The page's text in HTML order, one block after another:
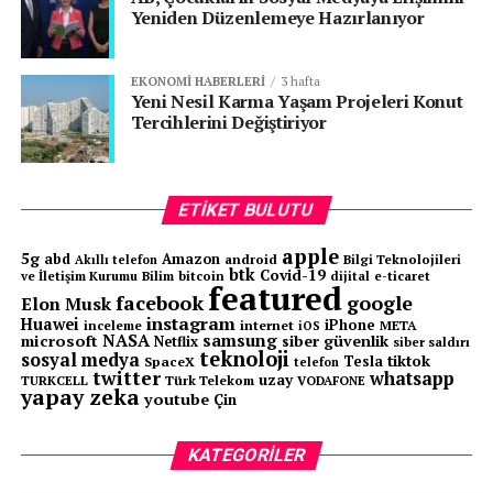
kendilik algısına dokunur. Birisi fikrimizi, davranışımızı
ya da savunduğumuz bir görüşü sorguladığında, bunu
sadece düşüncelerimize yönelik bir itiraz olarak
algılamayız. Bilinçaltımızda çok daha kişisel bir mesaj
oluşur:
“Yeterince iyi düşünmemiş olabilirsin.”
“Eksik ya da hatalı olabilirsin.”
Bu mesajlar, insan psikolojisi için rahatsız edicidir. Çünkü
çoğumuz yanılmayı zayıflıkla, hata yapmayı yetersizlikle
ve eksik kalmayı başarısızlıkla eşleştiririz. Toplumda
“hata yapmamak” neredeyse bir erdem gibi sunulur. Bu
da insanları yanıldığını kabul etmekten uzaklaştırır.
değil, egoya yönelmiş bir tehdit gibi hissedilir.
Yeniden Düzenlemeye Hazırlanıyor
EKONOMI HABERLERI 3 hafta
Yeni Nesil Karma Yaşam Projeleri Konut
Tercihlerini Değiştiriyor
ETIKET BULUTU
5g abd Akıllı telefon Amazon android apple Bilgi Teknolojileri
ve İletişim Kurumu Bilim bitcoin btk Covid-19 dijital e-ticaret
Elon Muskfacebook featured google
Huawei inceleme instagram internet iOS iPhone META
microsoft NASA Netflix samsung siber güvenlik siber saldırı
sosyal medya SpaceX teknoloji telefon Tesla tiktok
TURKCELL twitter Türk Telekom uzay VODAFONE whatsapp
yapay zeka youtube Çin
KATEGORILER